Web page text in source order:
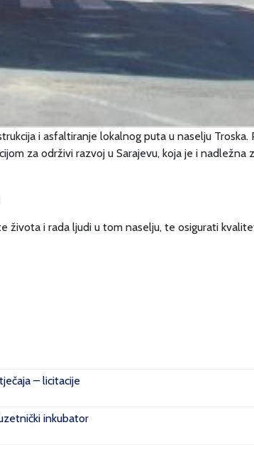
i asfaltiranje lokalnog puta u naselju
za održivi razvoj u Sarajevu, koja je i
i rada ljudi u tom naselju, te osigurati
– licitacije
inkubator